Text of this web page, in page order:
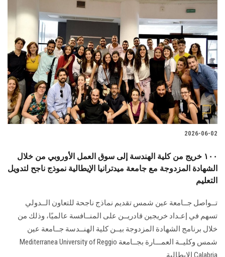
2026-06-02
١٠٠ خريج من كلية الهندسة إلى سوق العمل الأوروبي من خلال
الشهادة المزدوجة مع جامعة ميدترانيا الإيطالية نموذج ناجح لتدويل
التعليم
تــواصل جــامعة عين شمس تقديم نماذج ناجحة للتعاون الــدولي
تسهم في إعـداد خريجين قادريــن على المنــافسة عالميًا، وذلك من
خلال برنامج الشهادة المزدوجة بيــن كلية الهنــدسة جــامعة عين
شمس وكليــة العمـــارة بجــامعة Mediterranea University of Reggio
Calabria الإيطالية